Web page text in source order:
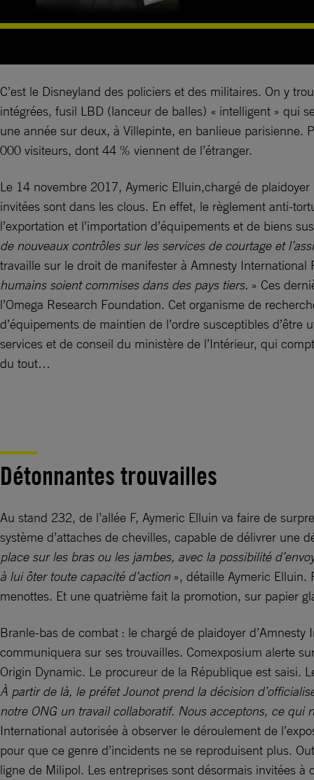
C’est le Disneyland des policiers et des militaires. On y
intégrées, fusil LBD (lanceur de balles) « intelligent » qui
une année sur deux, à Villepinte, en banlieue parisienne.
000 visiteurs, dont 44 % viennent de l’étranger.
Le 14 novembre 2017, Aymeric Elluin,chargé de
invitées sont dans les clous. En effet, le règlement anti-
l’exportation et l’importation d’équipements et de biens
de nouveaux contrôles sur les services de courtage et
travaille sur le droit de manifester à Amnesty International
humains soient commises dans des pays tiers. » Ces
l’Omega Research Foundation. Cet organisme de
d’équipements de maintien de l’ordre susceptibles
services et de conseil du ministère de l’Intérieur, qui
du tout…
Détonnantes trouvailles
Au stand 232, de l’allée F, Aymeric Elluin va faire de
système d’attaches de chevilles, capable de délivrer une
place sur les bras ou les jambes, avec la possibilité
à lui ôter toute capacité d’action », détaille Aymeric Elluin.
menottes. Et une quatrième fait la promotion, sur papier
Branle-bas de combat : le chargé de plaidoyer
communiquera sur ses trouvailles. Comexposium alerte
Origin Dynamic. Le procureur de la République est saisi.
À partir de là, le préfet Jounot prend la décision
notre ONG un travail collaboratif. Nous acceptons, ce
International autorisée à observer le déroulement de
pour que ce genre d’incidents ne se reproduisent plus.
ligne de Milipol. Les entreprises sont désormais invitées